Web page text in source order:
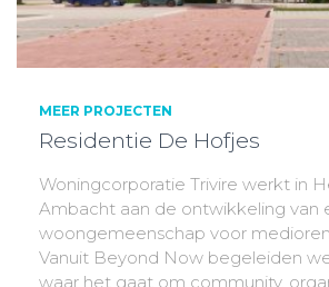
MEER PROJECTEN
Residentie De Hofjes
Woningcorporatie Trivire werkt in
Ambacht aan de ontwikkeling van
woongemeenschap voor medioren
Vanuit Beyond Now begeleiden
waar het gaat om community,